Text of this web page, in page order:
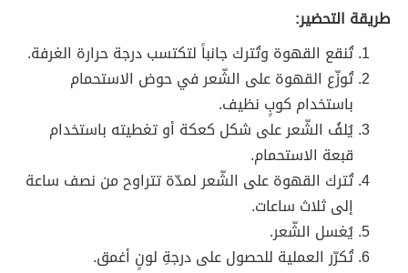
طريقة التحضير:
تُنقع القهوة وتُترك جانباً لتكتسب درجة حرارة الغرفة.
تُوزّع القهوة على الشّعر في حوض الاستحمام
باستخدام كوبٍ نظيف.
يُلفُ الشّعر على شكل كعكة أو تغطيته باستخدام
قبعة الاستحمام.
تُترك القهوة على الشّعر لمدّة تتراوح من نصف ساعة
إلى ثلاث ساعات.
يُغسل الشّعر.
تُكرّر العملية للحصول على درجةِ لونٍ أغمق.